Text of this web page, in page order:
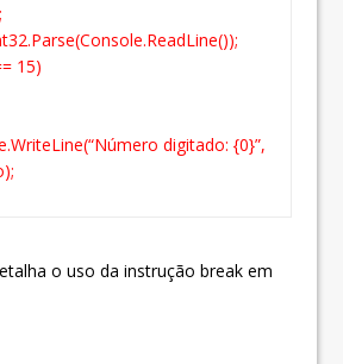
15)
digitado: {0}”,
o uso da instrução break em